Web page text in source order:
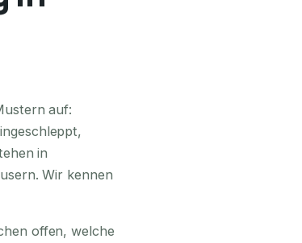
auf:
in
Wir kennen
offen, welche